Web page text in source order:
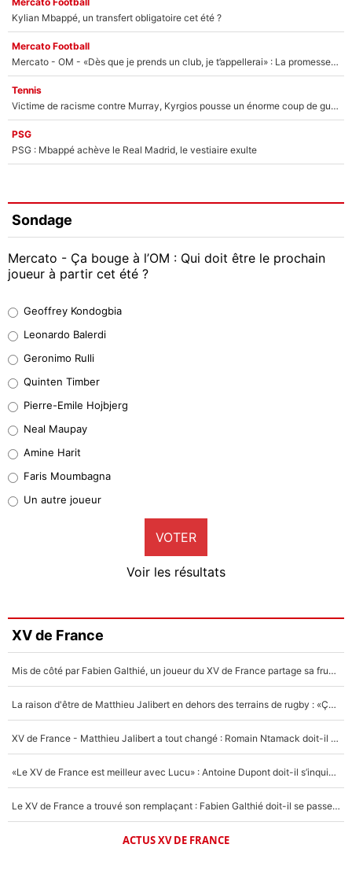
Kylian Mbappé, un transfert obligatoire cet été ?
Mercato Football
Mercato - OM - «Dès que je prends un club, je t’appellerai» : La promesse de Marcelino au moment de claquer la porte
Tennis
Victime de racisme contre Murray, Kyrgios pousse un énorme coup de gueule !
PSG
PSG : Mbappé achève le Real Madrid, le vestiaire exulte
Sondage
Mercato - Ça bouge à l’OM : Qui doit être le prochain
joueur à partir cet été ?
38%
32%
5%
1%
9%
Faris Moumbagna
5%
Un autre joueur
5%
Geoffrey Kondogbia
Leonardo Balerdi
Geronimo Rulli
Quinten Timber
Pierre-Emile Hojbjerg
Neal Maupay
Amine Harit
Faris Moumbagna
Un autre joueur
VOTER
Voir les résultats
XV de France
Mis de côté par Fabien Galthié, un joueur du XV de France partage sa frustration : «ils ne me l’ont pas dit tout de suite»
La raison d'être de Matthieu Jalibert en dehors des terrains de rugby : «Ça m'atteint autant que si tu touches à un membre de ma famille»
XV de France - Matthieu Jalibert a tout changé : Romain Ntamack doit-il s’inquiéter pour sa place à un an de la Coupe du monde ?
«Le XV de France est meilleur avec Lucu» : Antoine Dupont doit-il s’inquiéter pour sa place ?
Le XV de France a trouvé son remplaçant : Fabien Galthié doit-il se passer d'Antoine Dupont ?
ACTUS XV DE FRANCE